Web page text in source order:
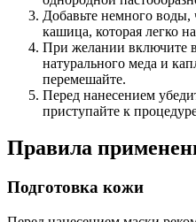
Добавьте немного воды,
кашица, которая легко
При желании включите
натурального меда и
перемешайте.
Перед нанесением
приступайте к
Правила
Подготовка кожи